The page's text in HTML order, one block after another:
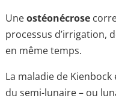
Uneostéonécrose
processus d’irrigation,
en même temps.
La maladie de
du semi-lunaire – ou